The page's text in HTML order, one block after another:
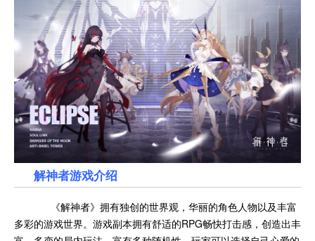
解神者游戏介绍
《解神者》拥有独创的世界观，华丽的角色人物以及丰富
多彩的游戏世界。游戏副本拥有舒适的RPG畅快打击感，创造出丰